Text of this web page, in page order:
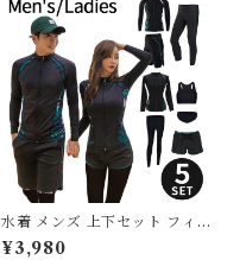
水着 メンズ 上下セット フィッ
トネス水着 ラッシュガード レ
ディース 体型カバー シンプル
¥3,980